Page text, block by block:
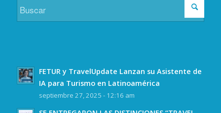
FETUR y TravelUpdate Lanzan su Asistente de
IA para Turismo en Latinoamérica
septiembre 27, 2025 - 12:16 am